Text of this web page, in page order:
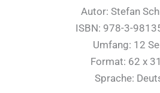
Autor: Stefan
ISBN: 978-3-
Umfang: 12
Format: 62 x
Sprache: